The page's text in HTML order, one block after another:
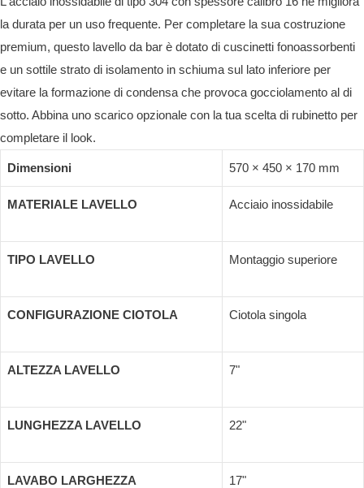
la durata per un uso frequente. Per completare la sua costruzione
premium, questo lavello da bar è dotato di cuscinetti fonoassorbenti
e un sottile strato di isolamento in schiuma sul lato inferiore per
evitare la formazione di condensa che provoca gocciolamento al di
sotto. Abbina uno scarico opzionale con la tua scelta di rubinetto per
completare il look.
Dimensioni 570 × 450 × 170 mm
MATERIALE LAVELLO Acciaio inossidabile
TIPO LAVELLO Montaggio superiore
CONFIGURAZIONE CIOTOLA Ciotola singola
ALTEZZA LAVELLO 7"
LUNGHEZZA LAVELLO 22"
LAVABO LARGHEZZA 17"